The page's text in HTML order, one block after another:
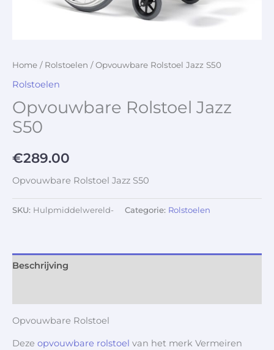
Home / Rolstoelen / Opvouwbare Rolstoel Jazz S50
Rolstoelen
Opvouwbare Rolstoel Jazz
S50
€289.00
Opvouwbare Rolstoel Jazz S50
SKU: Hulpmiddelwereld- Categorie: Rolstoelen
Beschrijving
Opvouwbare Rolstoel
Deze opvouwbare rolstoel van het merk Vermeiren